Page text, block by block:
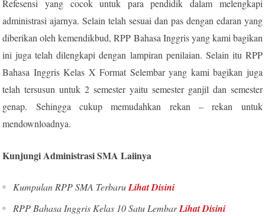
Refesensi yang cocok untuk para pendidik dalam melengkapi
administrasi ajarnya. Selain telah sesuai dan pas dengan edaran yang
diberikan oleh kemendikbud, RPP Bahasa Inggris yang kami bagikan
ini juga telah dilengkapi dengan lampiran penilaian. Selain itu RPP
Bahasa Inggris Kelas X Format Selembar yang kami bagikan juga
telah tersusun untuk 2 semester yaitu semester ganjil dan semester
genap. Sehingga cukup memudahkan rekan – rekan untuk
mendownloadnya.
Kunjungi Administrasi SMA Laiinya
Kumpulan RPP SMA TerbaruLihat Disini
RPP Bahasa Inggris Kelas 10 Satu LembarLihat Disini